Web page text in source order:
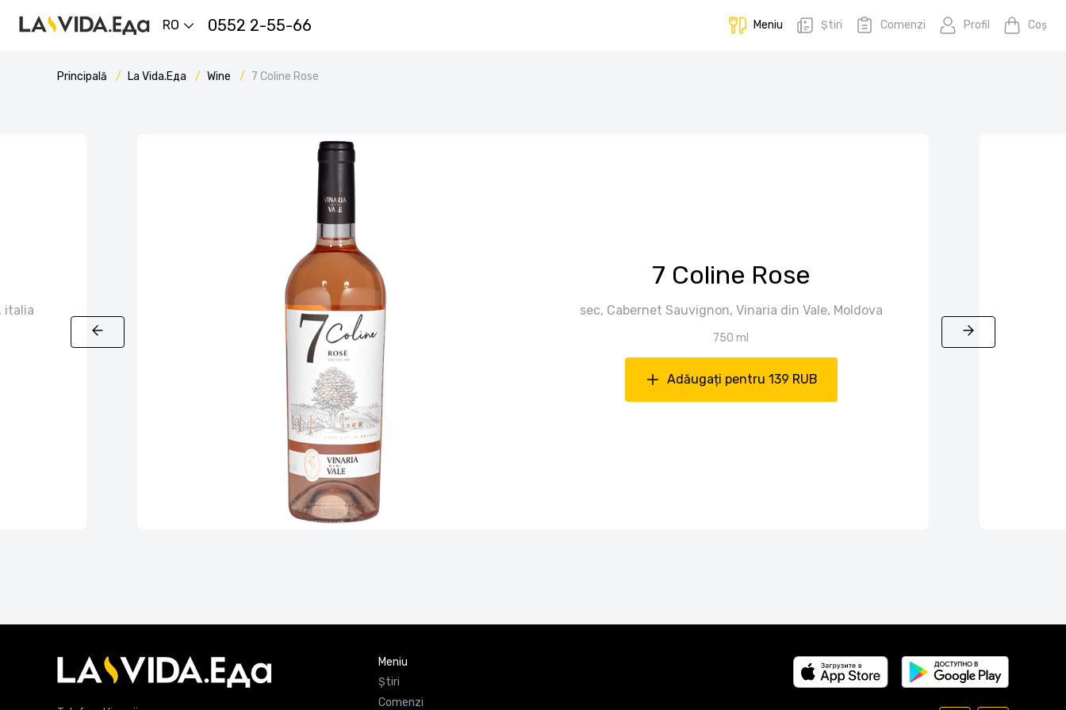
RO 0552 2-55-66 Meniu Știri Comenzi Profil Coş
Principală La Vida.Еда Wine 7 Coline Rose
italia
7 Coline Rose
sec, Cabernet Sauvignon, Vinaria din Vale, Moldova
750 ml
Adăugați pentru 139 RUB
Meniu
Știri
Comenzi